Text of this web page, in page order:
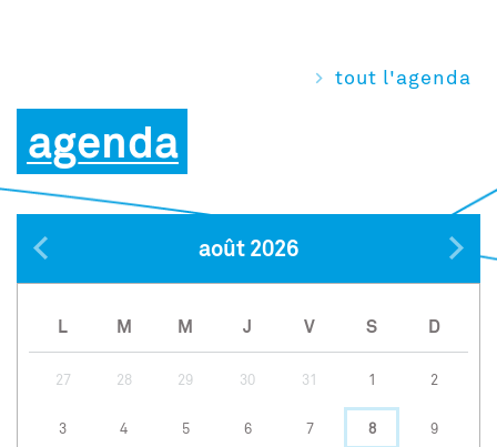
tout l'agenda
agenda
août 2026
L M M J V S D
27 28 29 30 31 1 2
3 4 5 6 7 8 9